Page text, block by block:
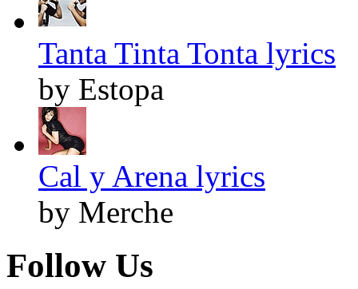
Tanta Tinta Tonta lyrics
by Estopa
Cal y Arena lyrics
by Merche
Follow Us